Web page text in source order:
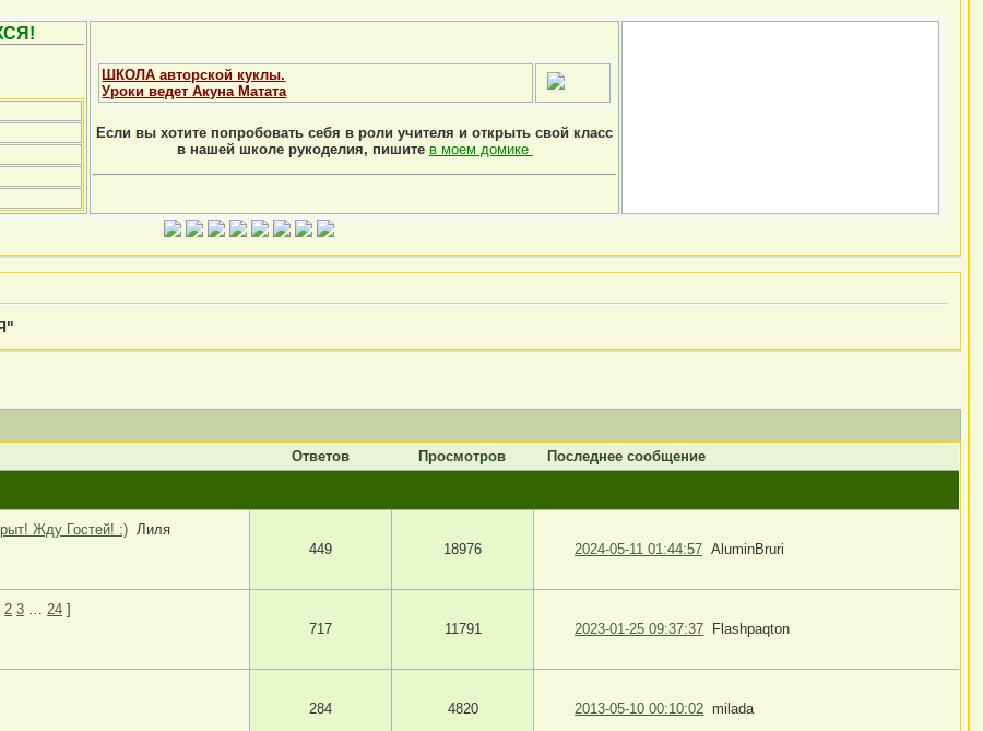
ШКОЛА авторской куклы.
Уроки ведет Акуна Матата
Если вы хотите попробовать себя в роли учителя и открыть свой класс
в нашей школе рукоделия, пишите в моем домике
Ответов Просмотров Последнее сообщение
Жду Гостей! :) Лиля
449 18976 2024-05-11 01:44:57 AluminBruri
2 3 24 ]
717
11791 2023-01-25 09:37:37 Flashpaqton
284
4820 2013-05-10 00:10:02 milada